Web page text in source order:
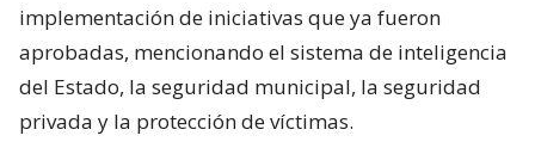
implementación de iniciativas que ya fueron
aprobadas, mencionando el sistema de inteligencia
del Estado, la seguridad municipal, la seguridad
privada y la protección de víctimas.